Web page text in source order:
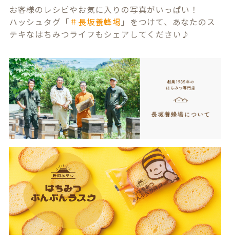
お客様のレシピやお気に入りの写真がいっぱい！
ハッシュタグ「＃長坂養蜂場 」をつけて、あなたのス
テキなはちみつライフもシェアしてください♪